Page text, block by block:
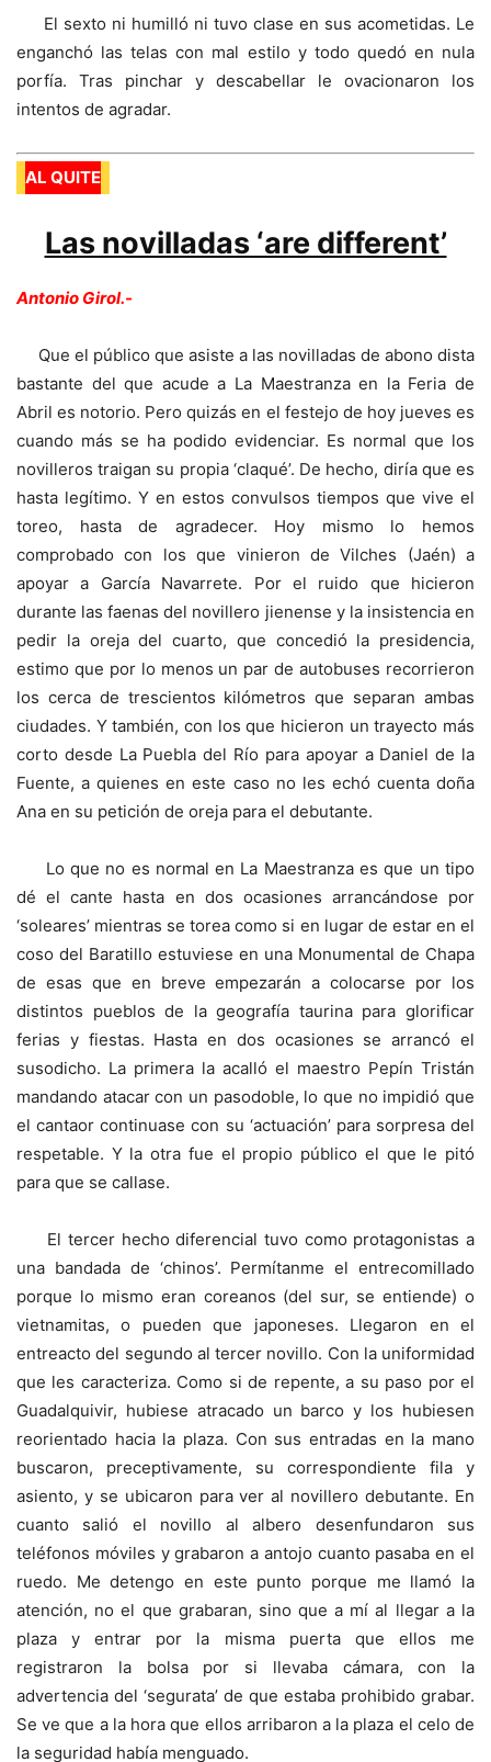
El sexto ni humilló ni tuvo clase en sus acometidas. Le
enganchó las telas con mal estilo y todo quedó en nula
porfía. Tras pinchar y descabellar le ovacionaron los
intentos de agradar.
AL QUITE
Las novilladas ‘are different’
Antonio Girol.-
Que el público que asiste a las novilladas de abono dista
bastante del que acude a La Maestranza en la Feria de
Abril es notorio. Pero quizás en el festejo de hoy jueves es
cuando más se ha podido evidenciar. Es normal que los
novilleros traigan su propia ‘claqué’. De hecho, diría que es
hasta legítimo. Y en estos convulsos tiempos que vive el
toreo, hasta de agradecer. Hoy mismo lo hemos
comprobado con los que vinieron de Vilches (Jaén) a
apoyar a García Navarrete. Por el ruido que hicieron
durante las faenas del novillero jienense y la insistencia en
pedir la oreja del cuarto, que concedió la presidencia,
estimo que por lo menos un par de autobuses recorrieron
los cerca de trescientos kilómetros que separan ambas
ciudades. Y también, con los que hicieron un trayecto más
corto desde La Puebla del Río para apoyar a Daniel de la
Fuente, a quienes en este caso no les echó cuenta doña
Ana en su petición de oreja para el debutante.
Lo que no es normal en La Maestranza es que un tipo
dé el cante hasta en dos ocasiones arrancándose por
‘soleares’ mientras se torea como si en lugar de estar en el
coso del Baratillo estuviese en una Monumental de Chapa
de esas que en breve empezarán a colocarse por los
distintos pueblos de la geografía taurina para glorificar
ferias y fiestas. Hasta en dos ocasiones se arrancó el
susodicho. La primera la acalló el maestro Pepín Tristán
mandando atacar con un pasodoble, lo que no impidió que
el cantaor continuase con su ‘actuación’ para sorpresa del
respetable. Y la otra fue el propio público el que le pitó
para que se callase.
El tercer hecho diferencial tuvo como protagonistas a
una bandada de ‘chinos’. Permítanme el entrecomillado
porque lo mismo eran coreanos (del sur, se entiende) o
vietnamitas, o pueden que japoneses. Llegaron en el
entreacto del segundo al tercer novillo. Con la uniformidad
que les caracteriza. Como si de repente, a su paso por el
Guadalquivir, hubiese atracado un barco y los hubiesen
reorientado hacia la plaza. Con sus entradas en la mano
buscaron, preceptivamente, su correspondiente fila y
asiento, y se ubicaron para ver al novillero debutante. En
cuanto salió el novillo al albero desenfundaron sus
teléfonos móviles y grabaron a antojo cuanto pasaba en el
ruedo. Me detengo en este punto porque me llamó la
atención, no el que grabaran, sino que a mí al llegar a la
plaza y entrar por la misma puerta que ellos me
registraron la bolsa por si llevaba cámara, con la
advertencia del ‘segurata’ de que estaba prohibido grabar.
Se ve que a la hora que ellos arribaron a la plaza el celo de
la seguridad había menguado.